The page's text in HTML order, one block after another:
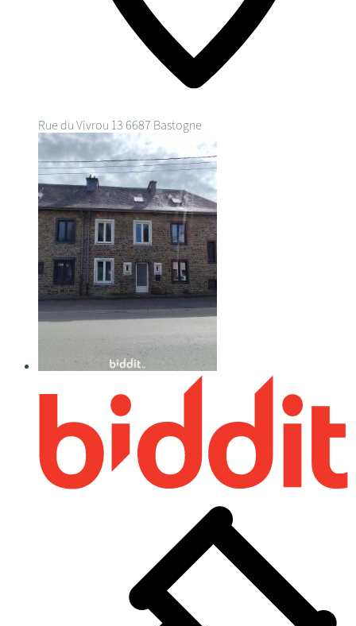
Rue du Vivrou 13 6687 Bastogne